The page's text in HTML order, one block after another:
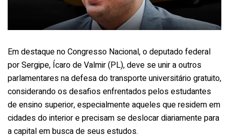
Em destaque no Congresso Nacional, o deputado federal
por Sergipe, Ícaro de Valmir (PL), deve se unir a outros
parlamentares na defesa do transporte universitário gratuito,
considerando os desafios enfrentados pelos estudantes
de ensino superior, especialmente aqueles que residem em
cidades do interior e precisam se deslocar diariamente para
a capital em busca de seus estudos.